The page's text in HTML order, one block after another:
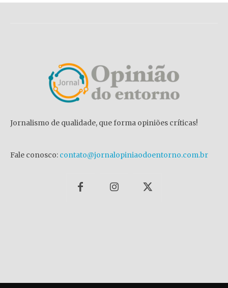
Jornalismo de qualidade, que forma opiniões críticas!
Fale conosco: contato@jornalopiniaodoentorno.com.br